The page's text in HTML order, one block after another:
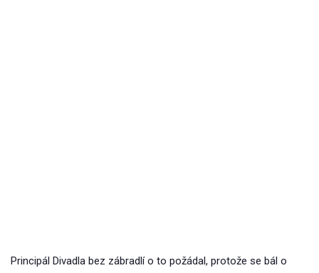
Principál Divadla bez zábradlí o to požádal, protože se bál o